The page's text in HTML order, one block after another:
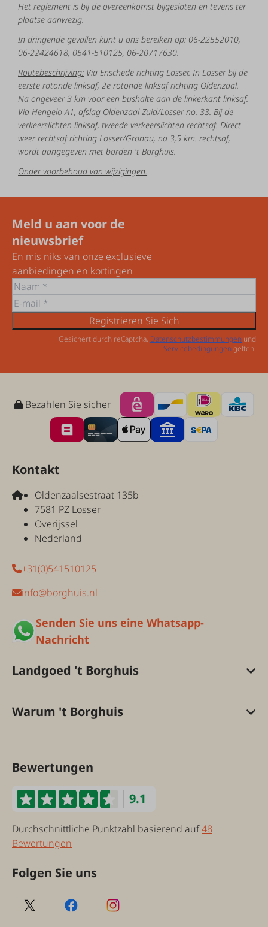
Het reglement is bij de overeenkomst bijgesloten en tevens ter
plaatse aanwezig.
In dringende gevallen kunt u ons bereiken op: 06-22552010,
06-22424618, 0541-510125, 06-20717630.
Routebeschrijving: Via Enschede richting Losser. In Losser bij de
eerste rotonde linksaf, 2e rotonde linksaf richting Oldenzaal.
Na ongeveer 3 km voor een bushalte aan de linkerkant linksaf.
Via Hengelo A1, afslag Oldenzaal Zuid/Losser no. 33. Bij de
verkeerslichten linksaf, tweede verkeerslichten rechtsaf. Direct
weer rechtsaf richting Losser/Gronau, na 3,5 km. rechtsaf,
wordt aangegeven met borden 't Borghuis.
Onder voorbehoud van wijzigingen.
Meld u aan voor de
nieuwsbrief
En mis niks van onze exclusieve
aanbiedingen en kortingen
Registrieren Sie Sich
Gesichert durch reCaptcha, Datenschutzbestimmungen und
Servicebedingungen gelten.
Bezahlen Sie sicher
Kontakt
Oldenzaalsestraat 135b
7581 PZ Losser
Overijssel
Nederland
+31(0)541510125
info@borghuis.nl
Senden Sie uns eine Whatsapp-
Nachricht
Landgoed 't Borghuis
Warum 't Borghuis
Bewertungen
9.1
Durchschnittliche Punktzahl basierend auf48
Bewertungen
Folgen Sie uns